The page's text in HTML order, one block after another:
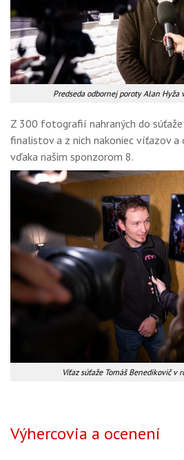
Predseda odbornej poroty Alan Hyža
Z 300 fotografií nahraných do
finalistov a z nich nakoniec víťazov a
vďaka našim sponzorom 8.
Víťaz súťaže Tomáš Benedikovič v
Výhercovia a ocenení